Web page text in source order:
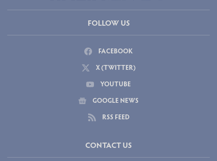
FOLLOW US
FACEBOOK
X (TWITTER)
YOUTUBE
GOOGLE NEWS
RSS FEED
CONTACT US